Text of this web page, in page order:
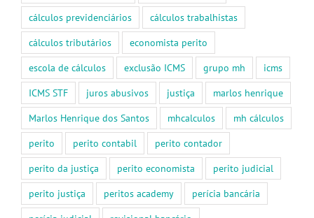
cálculos previdenciários
cálculos trabalhistas
cálculos tributários
economista perito
escola de cálculos
exclusão ICMS grupo mh
icms
ICMS STF
juros abusivos justiça
marlos henrique
Marlos Henrique dos Santos
mhcalculos
mh cálculos
perito
perito contabil
perito contador
perito da justiça
perito economista
perito judicial
perito justiça
peritos academy
perícia bancária